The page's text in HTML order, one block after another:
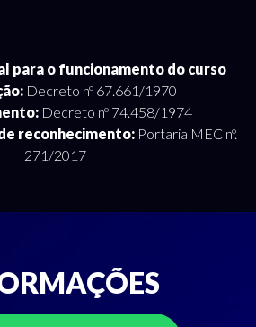
para o funcionamento do curso
Decreto nº 67.661/1970
Decreto nº 74.458/1974
reconhecimento: Portaria MEC nº.
271/2017